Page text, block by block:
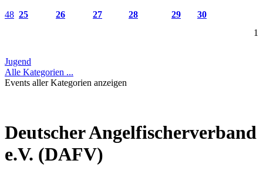
48 25 26 27 28 29
30
1
Jugend
Alle Kategorien ...
Events aller Kategorien anzeigen
Deutscher Angelfischerverband
e.V. (DAFV)